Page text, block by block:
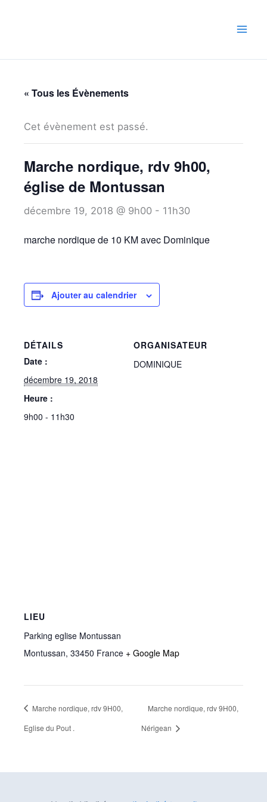
« Tous les Évènements
Cet évènement est passé.
Marche nordique, rdv 9h00,
église de Montussan
décembre 19, 2018 @ 9h00 - 11h30
marche nordique de 10 KM avec Dominique
Ajouter au calendrier
DÉTAILS
Date :
décembre 19, 2018
Heure :
9h00 - 11h30
ORGANISATEUR
DOMINIQUE
LIEU
Parking eglise Montussan
Montussan, 33450 France + Google Map
Marche nordique, rdv 9H00,
Eglise du Pout .
Marche nordique, rdv 9H00,
Nérigean